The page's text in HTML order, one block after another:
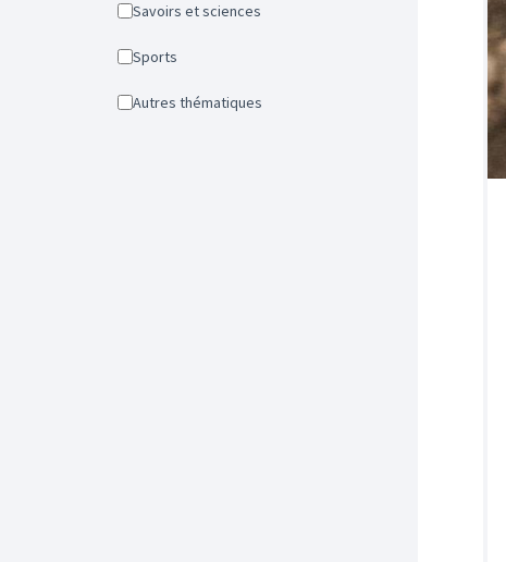
Savoirs et sciences
Sports
Autres thématiques